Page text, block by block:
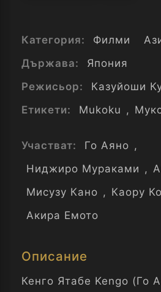
Категория: Филми
Държава:
Япония
Режисьор:
Казуйоши
Етикети:
Mukoku ,
Участват: Го Аяно ,
Ниджиро Мураками ,
Мисузу Кано , Каору
Акира Емото
Описание
Кенго Ятабе Kengo (Го